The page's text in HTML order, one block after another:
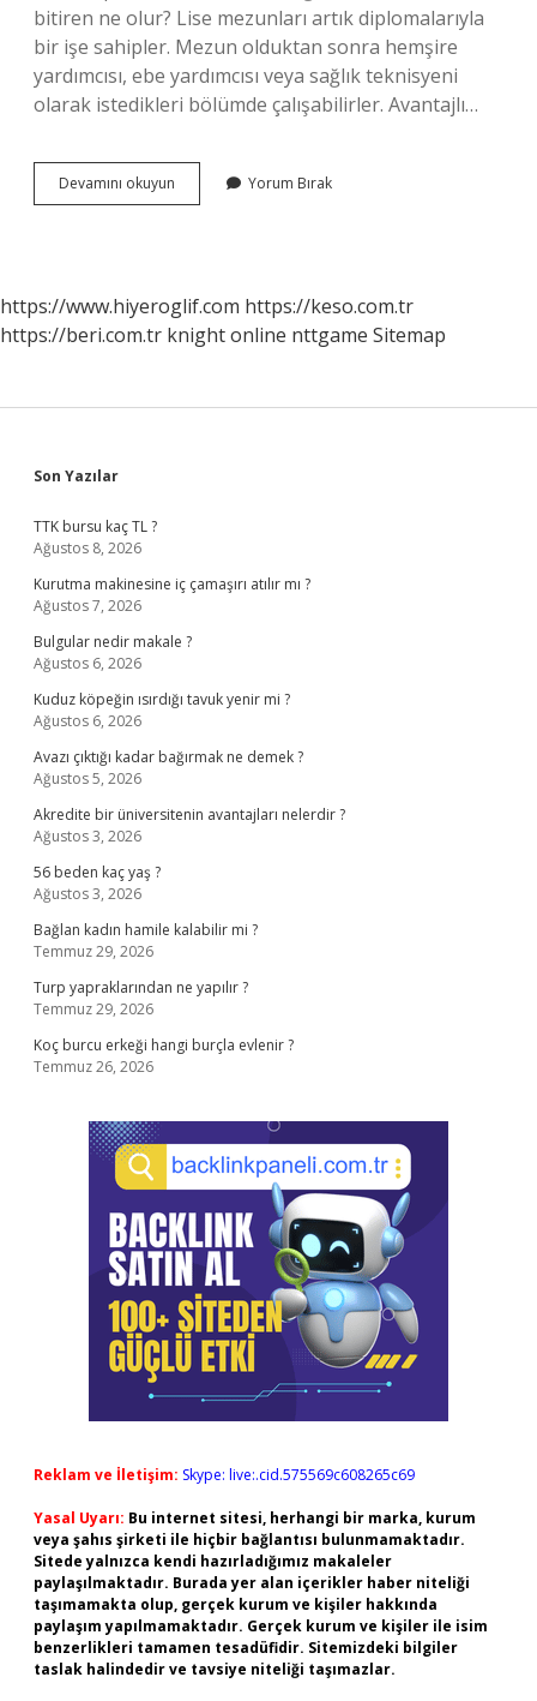
bitiren ne olur? Lise mezunları artık diplomalarıyla
bir işe sahipler. Mezun olduktan sonra hemşire
yardımcısı, ebe yardımcısı veya sağlık teknisyeni
olarak istedikleri bölümde çalışabilirler. Avantajlı…
Devamını okuyun
Meslek
Mi
Yorum Bırak
https://www.hiyeroglif.com https://keso.com.tr
https://beri.com.tr knight online nttgame Sitemap
Sidebar
Son Yazılar
TTK bursu kaç TL ?
Ağustos 8, 2026
Kurutma makinesine iç çamaşırı atılır mı ?
Ağustos 7, 2026
Bulgular nedir makale ?
Ağustos 6, 2026
Kuduz köpeğin ısırdığı tavuk yenir mi ?
Ağustos 6, 2026
Avazı çıktığı kadar bağırmak ne demek ?
Ağustos 5, 2026
Akredite bir üniversitenin avantajları nelerdir ?
Ağustos 3, 2026
56 beden kaç yaş ?
Ağustos 3, 2026
Bağlan kadın hamile kalabilir mi ?
Temmuz 29, 2026
Turp yapraklarından ne yapılır ?
Temmuz 29, 2026
Koç burcu erkeği hangi burçla evlenir ?
Temmuz 26, 2026
Reklam ve İletişim: Skype: live:.cid.575569c608265c69
Yasal Uyarı: Bu internet sitesi, herhangi bir marka, kurum
veya şahıs şirketi ile hiçbir bağlantısı bulunmamaktadır.
Sitede yalnızca kendi hazırladığımız makaleler
paylaşılmaktadır. Burada yer alan içerikler haber niteliği
taşımamakta olup, gerçek kurum ve kişiler hakkında
paylaşım yapılmamaktadır. Gerçek kurum ve kişiler ile isim
benzerlikleri tamamen tesadüfidir. Sitemizdeki bilgiler
taslak halindedir ve tavsiye niteliği taşımazlar.